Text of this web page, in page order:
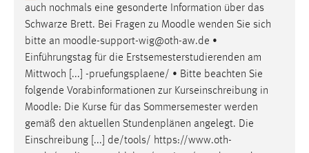
auch nochmals eine gesonderte Information über das
Schwarze Brett. Bei Fragen zu Moodle wenden Sie sich
bitte an moodle-support-wig@oth-aw.de •
Einführungstag für die Erstsemesterstudierenden am
Mittwoch [...] -pruefungsplaene/ • Bitte beachten Sie
folgende Vorabinformationen zur Kurseinschreibung in
Moodle: Die Kurse für das Sommersemester werden
gemäß den aktuellen Stundenplänen angelegt. Die
Einschreibung [...] de/tools/ https://www.oth-